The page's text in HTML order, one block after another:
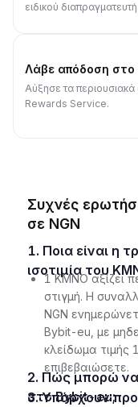
ειδικού
Λάβε απόδοση στο
Αύξησε τα περιουσιακά
Rewards Service.
Συχνές
σε NGN
1. Ποια είναι η τρέχουσα συναλλαγματική
ισοτιμία του
1 KMNO αξίζει
στιγμή. Η
NGN
Bybit-eu, με
κλείδωμα τιμής
επιβεβαιώσετε.
2. Πώς μπορώ να μετατρέψω KMNO σε NGN
στο Bybit-eu;
3. Υπάρχουν προμήθειες για τη μετατροπή